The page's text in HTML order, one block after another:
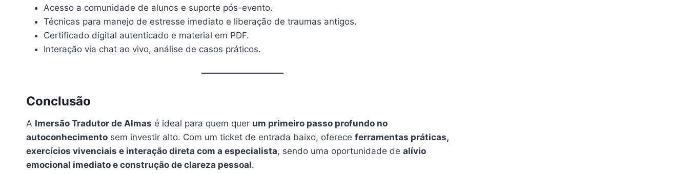
Acesso a comunidade de alunos e suporte pós-evento.
Técnicas para manejo de estresse imediato e liberação de traumas antigos.
Certificado digital autenticado e material em PDF.
Interação via chat ao vivo, análise de casos práticos.
Conclusão
A Imersão Tradutor de Almas é ideal para quem quer um primeiro passo profundo no
autoconhecimento sem investir alto. Com um ticket de entrada baixo, oferece ferramentas práticas,
exercícios vivenciais e interação direta com a especialista, sendo uma oportunidade de alívio
emocional imediato e construção de clareza pessoal.